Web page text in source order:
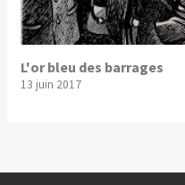
L'or bleu des barrages
13 juin 2017